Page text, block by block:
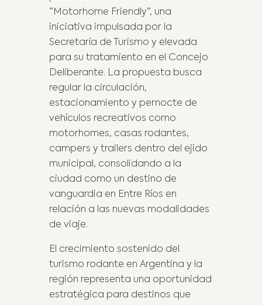
“Motorhome Friendly”, una
iniciativa impulsada por la
Secretaría de Turismo y elevada
para su tratamiento en el Concejo
Deliberante. La propuesta busca
regular la circulación,
estacionamiento y pernocte de
vehículos recreativos como
motorhomes, casas rodantes,
campers y trailers dentro del ejido
municipal, consolidando a la
ciudad como un destino de
vanguardia en Entre Ríos en
relación a las nuevas modalidades
de viaje.
El crecimiento sostenido del
turismo rodante en Argentina y la
región representa una oportunidad
estratégica para destinos que